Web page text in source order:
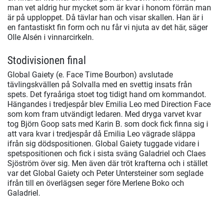
man vet aldrig hur mycket som är kvar i honom förrän man
är på upploppet. Då tävlar han och visar skallen. Han är i
en fantastiskt fin form och nu får vi njuta av det här, säger
Olle Alsén i vinnarcirkeln.
Stodivisionen final
Global Gaiety (e. Face Time Bourbon) avslutade
tävlingskvällen på Solvalla med en svettig insats från
spets. Det fyraåriga stoet tog tidigt hand om kommandot.
Hängandes i tredjespår blev Emilia Leo med Direction Face
som kom fram utvändigt ledaren. Med dryga varvet kvar
tog Björn Goop sats med Karin B. som dock fick finna sig i
att vara kvar i tredjespår då Emilia Leo vägrade släppa
ifrån sig dödspositionen. Global Gaiety tuggade vidare i
spetspositionen och fick i sista sväng Galadriel och Claes
Sjöström över sig. Men även där tröt krafterna och i stället
var det Global Gaiety och Peter Untersteiner som seglade
ifrån till en överlägsen seger före Merlene Boko och
Galadriel.